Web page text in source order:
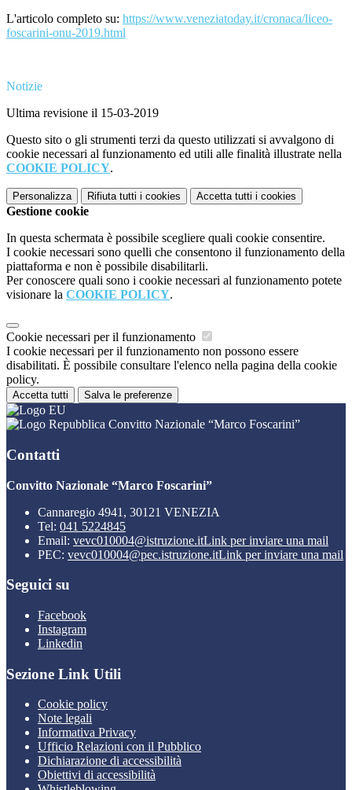
L'articolo completo su: https://www.veneziatoday.it/cronaca/liceo-
foscarini-onu-2019.html
Notizie
Ultima revisione il 15-03-2019
Questo sito o gli strumenti terzi da questo utilizzati si avvalgono di
cookie necessari al funzionamento ed utili alle finalità illustrate nella
COOKIE POLICY.
Personalizza Rifiuta tutti i cookies Accetta tutti i cookies
Gestione cookie
In questa schermata è possibile scegliere quali cookie consentire.
I cookie necessari sono quelli che consentono il funzionamento della
piattaforma e non è possibile disabilitarli.
Per conoscere quali sono i cookie necessari al funzionamento potete
visionare la COOKIE POLICY.
Cookie necessari per il funzionamento
I cookie necessari per il funzionamento non possono essere
disabilitati. È possibile consultare l'elenco nella pagina della cookie
policy.
Accetta tutti Salva le preferenze
Convitto Nazionale “Marco Foscarini”
Contatti
Convitto Nazionale “Marco Foscarini”
Cannaregio 4941, 30121 VENEZIA
Tel: 041 5224845
Email: vevc010004@istruzione.itLink per inviare una mail
PEC: vevc010004@pec.istruzione.itLink per inviare una mail
Seguici su
Facebook
Instagram
Linkedin
Sezione Link Utili
Cookie policy
Note legali
Informativa Privacy
Ufficio Relazioni con il Pubblico
Dichiarazione di accessibilità
Obiettivi di accessibilità